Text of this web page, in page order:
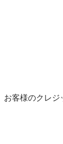
客様のクレ